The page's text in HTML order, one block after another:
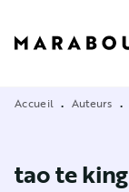
Accueil • Auteurs •
tao te king